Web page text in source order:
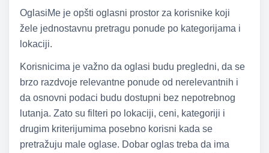
OglasiMe je opšti oglasni prostor za korisnike koji
žele jednostavnu pretragu ponude po kategorijama i
lokaciji.
Korisnicima je važno da oglasi budu pregledni, da se
brzo razdvoje relevantne ponude od nerelevantnih i
da osnovni podaci budu dostupni bez nepotrebnog
lutanja. Zato su filteri po lokaciji, ceni, kategoriji i
drugim kriterijumima posebno korisni kada se
pretražuju male oglase. Dobar oglas treba da ima